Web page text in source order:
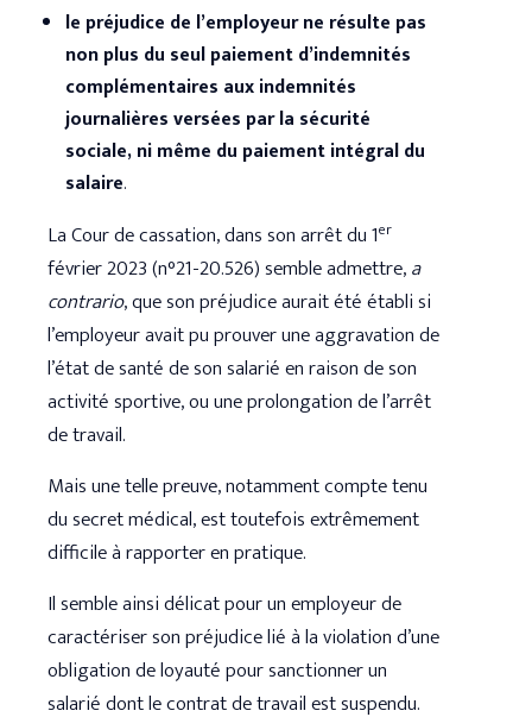
le préjudice de l’employeur ne résulte pas
non plus du seul paiement d’indemnités
complémentaires aux indemnités
journalières versées par la sécurité
sociale, ni même du paiement intégral du
salaire.
La Cour de cassation, dans son arrêt du 1er
février 2023 (n°21-20.526) semble admettre,a
contrario, que son préjudice aurait été établi si
l’employeur avait pu prouver une aggravation de
l’état de santé de son salarié en raison de son
activité sportive, ou une prolongation de l’arrêt
de travail.
Mais une telle preuve, notamment compte tenu
du secret médical, est toutefois extrêmement
difficile à rapporter en pratique.
Il semble ainsi délicat pour un employeur de
caractériser son préjudice lié à la violation d’une
obligation de loyauté pour sanctionner un
salarié dont le contrat de travail est suspendu.